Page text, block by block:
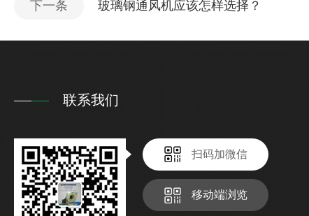
下一条 玻璃钢通风机应该怎样选择？
联系我们
扫码加微信
移动端浏览